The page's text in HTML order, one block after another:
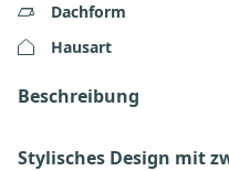
Dachform
Hausart
Beschreibung
Stylisches Design mit